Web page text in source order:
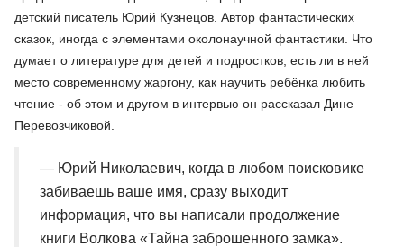
детский писатель Юрий Кузнецов. Автор фантастических
сказок, иногда с элементами околонаучной фантастики. Что
думает о литературе для детей и подростков, есть ли в ней
место современному жаргону, как научить ребёнка любить
чтение - об этом и другом в интервью он рассказал Дине
Перевозчиковой.
— Юрий Николаевич, когда в любом поисковике
забиваешь ваше имя, сразу выходит
информация, что вы написали продолжение
книги Волкова «Тайна заброшенного замка».